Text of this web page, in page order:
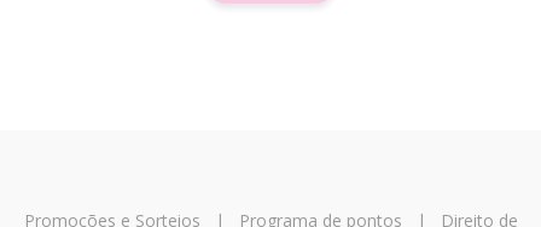
Promoções e Sorteios | Programa de pontos | Direito de